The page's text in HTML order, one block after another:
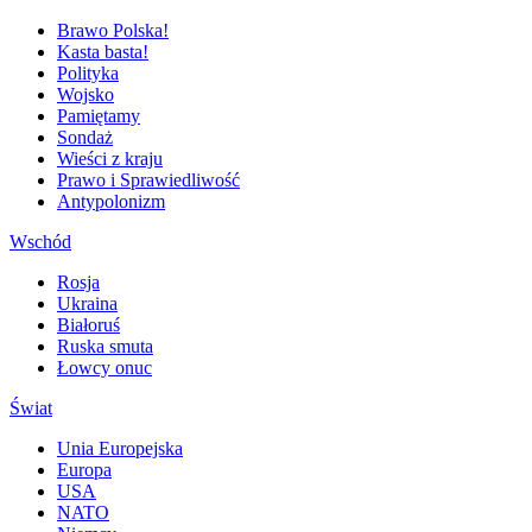
Brawo Polska!
Kasta basta!
Polityka
Wojsko
Pamiętamy
Sondaż
Wieści z kraju
Prawo i Sprawiedliwość
Antypolonizm
Wschód
Rosja
Ukraina
Białoruś
Ruska smuta
Łowcy onuc
Świat
Unia Europejska
Europa
USA
NATO